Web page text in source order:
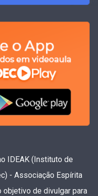
IDEAK (Instituto de
- Associação Espírita
de divulgar para